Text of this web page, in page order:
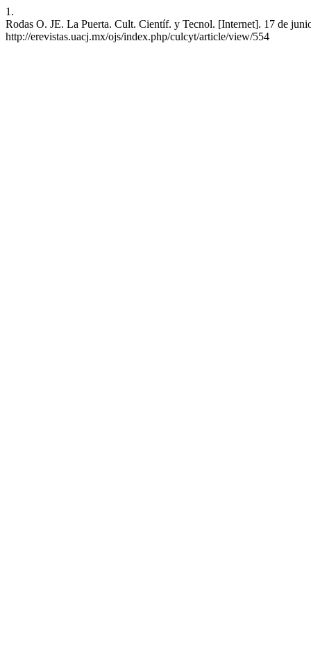
1.
Rodas O. JE. La Puerta. Cult. Científ. y Tecnol. [Internet]. 17 de
http://erevistas.uacj.mx/ojs/index.php/culcyt/article/view/554